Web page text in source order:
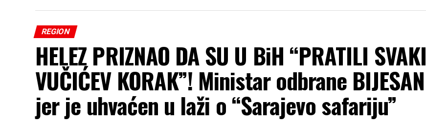
REGION
HELEZ PRIZNAO DA SU U BiH “PRATILI SVAKI
VUČIĆEV KORAK”! Ministar odbrane BIJESAN
jer je uhvaćen u laži o “Sarajevo safariju”